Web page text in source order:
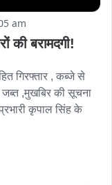
am
की बरामदगी!
गिरफ्तार , कब्जे से
,मुखबिर की सूचना
कृपाल सिंह के